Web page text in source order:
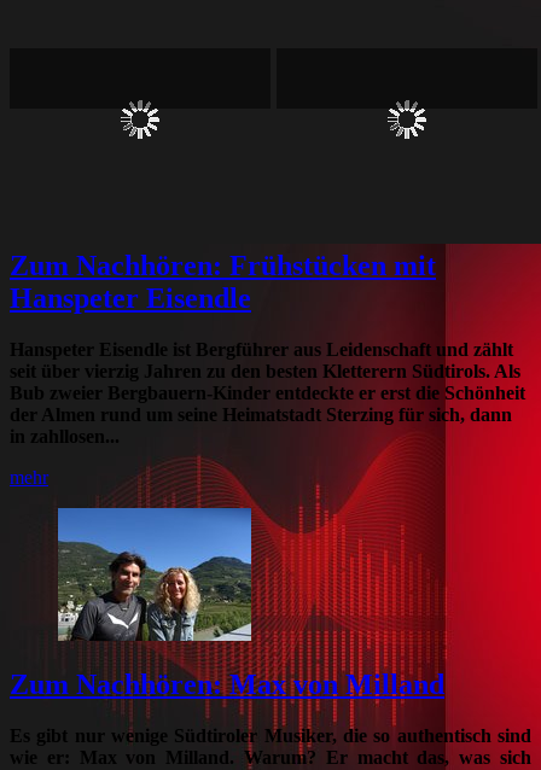
Zum Nachhören: Frühstücken mit
Hanspeter Eisendle
Hanspeter Eisendle ist Bergführer aus Leidenschaft und zählt
seit über vierzig Jahren zu den besten Kletterern Südtirols. Als
Bub zweier Bergbauern-Kinder entdeckte er erst die Schönheit
der Almen rund um seine Heimatstadt Sterzing für sich, dann
in zahllosen...
mehr
Zum Nachhören: Max von Milland
Es gibt nur wenige Südtiroler Musiker, die so authentisch sind
wie er: Max von Milland. Warum? Er macht das, was sich